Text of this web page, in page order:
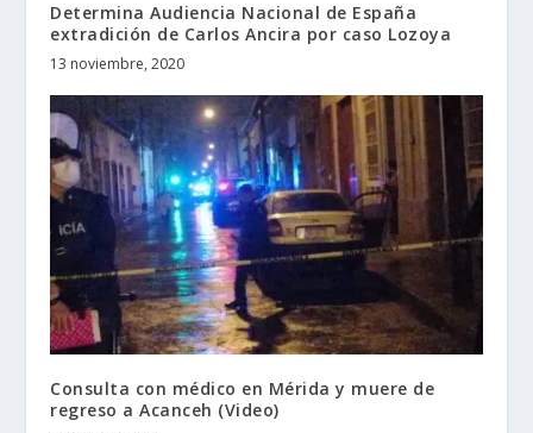
Determina Audiencia Nacional de España
extradición de Carlos Ancira por caso Lozoya
13 noviembre, 2020
Consulta con médico en Mérida y muere de
regreso a Acanceh (Video)